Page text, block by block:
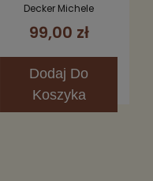
Decker Michele
99,00 zł
Dodaj Do
Koszyka